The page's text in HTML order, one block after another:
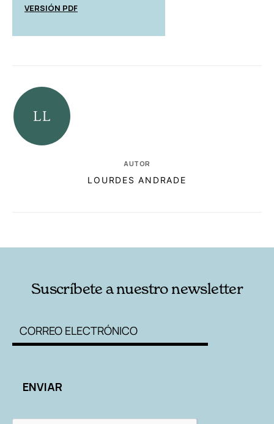
VERSIÓN PDF
AUTOR
LOURDES ANDRADE
Suscríbete a nuestro newsletter